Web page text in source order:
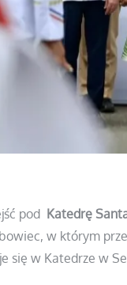
pod Katedrę
w którym
się w Katedrze w